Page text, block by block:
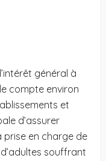
général à
compte environ
et
d’assurer
prise en charge de
souffrant